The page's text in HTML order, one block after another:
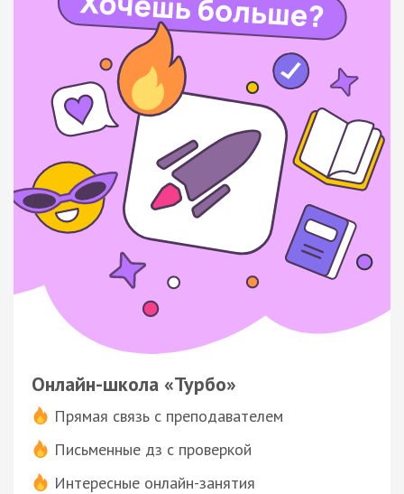
Онлайн-школа «Турбо»
Прямая связь с преподавателем
Письменные дз с проверкой
Интересные онлайн-занятия